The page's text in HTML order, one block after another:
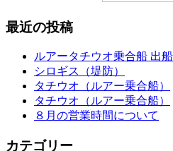
最近の投稿
ルアータチウオ乗合船 出船
シロギス（堤防）
タチウオ（ルアー乗合船）
タチウオ（ルアー乗合船）
８月の営業時間について
カテゴリー